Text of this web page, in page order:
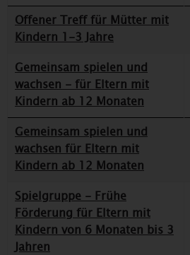
Offener Treff für Mütter mit
Kindern 1-3 Jahre
Gemeinsam spielen und
wachsen - für Eltern mit
Kindern ab 12 Monaten
Gemeinsam spielen und
wachsen für Eltern mit
Kindern ab 12 Monaten
Spielgruppe - Frühe
Förderung für Eltern mit
Kindern von 6 Monaten bis 3
Jahren